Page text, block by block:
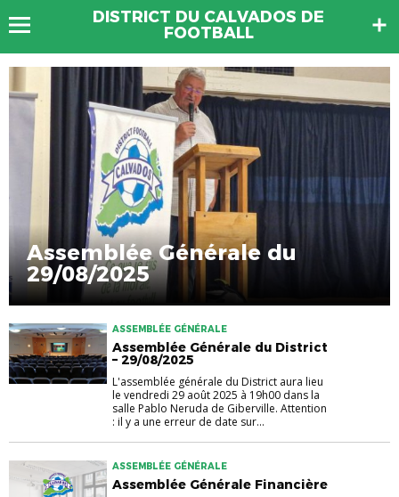
DISTRICT DU CALVADOS DE
FOOTBALL
Assemblée Générale du
29/08/2025
ASSEMBLÉE GÉNÉRALE
Assemblée Générale du District
– 29/08/2025
L'assemblée générale du District aura lieu
le vendredi 29 août 2025 à 19h00 dans la
salle Pablo Neruda de Giberville. Attention
: il y a une erreur de date sur...
ASSEMBLÉE GÉNÉRALE
Assemblée Générale Financière